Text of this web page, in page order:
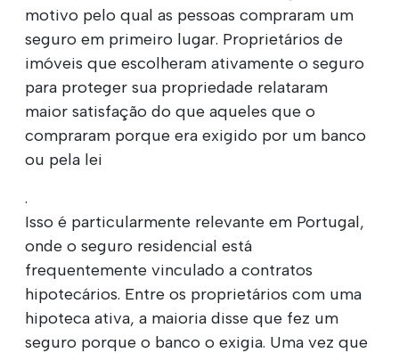
motivo pelo qual as pessoas compraram um
seguro em primeiro lugar. Proprietários de
imóveis que escolheram ativamente o seguro
para proteger sua propriedade relataram
maior satisfação do que aqueles que o
compraram porque era exigido por um banco
ou pela lei
.
Isso é particularmente relevante em Portugal,
onde o seguro residencial está
frequentemente vinculado a contratos
hipotecários. Entre os proprietários com uma
hipoteca ativa, a maioria disse que fez um
seguro porque o banco o exigia. Uma vez que